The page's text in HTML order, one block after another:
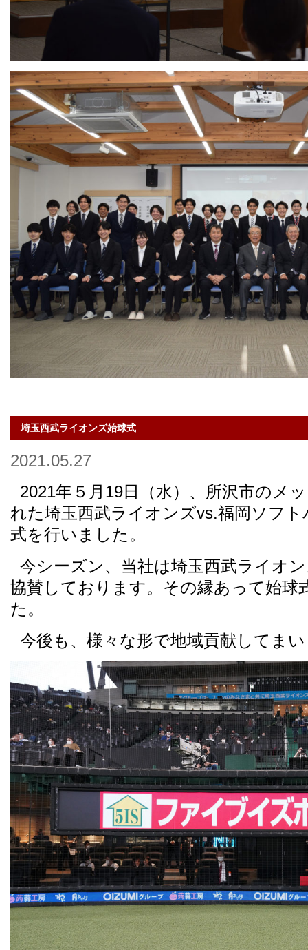
埼玉西武ライオンズ始球式
2021.05.27
2021年５月19日（水）、所沢市のメ
れた埼玉西武ライオンズvs.福岡ソフ
式を行いました。
今シーズン、当社は埼玉西武ライオ
協賛しております。その縁あって始球
た。
今後も、様々な形で地域貢献してま